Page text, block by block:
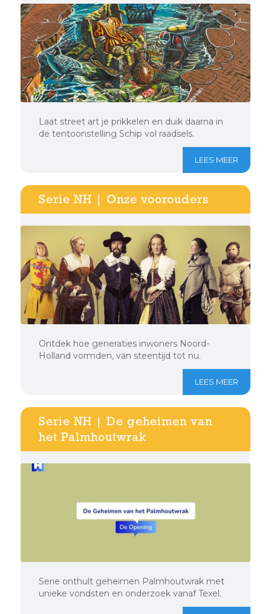
Laat street art je prikkelen en duik daarna in
de tentoonstelling Schip vol raadsels.
LEES MEER
Serie NH | Onze voorouders
Ontdek hoe generaties inwoners Noord-
Holland vormden, van steentijd tot nu.
LEES MEER
Serie NH | De geheimen van
het Palmhoutwrak
Serie onthult geheimen Palmhoutwrak met
unieke vondsten en onderzoek vanaf Texel.